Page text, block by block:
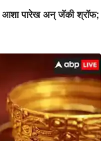
पारेख अन् जॅकी श्रॉफ;